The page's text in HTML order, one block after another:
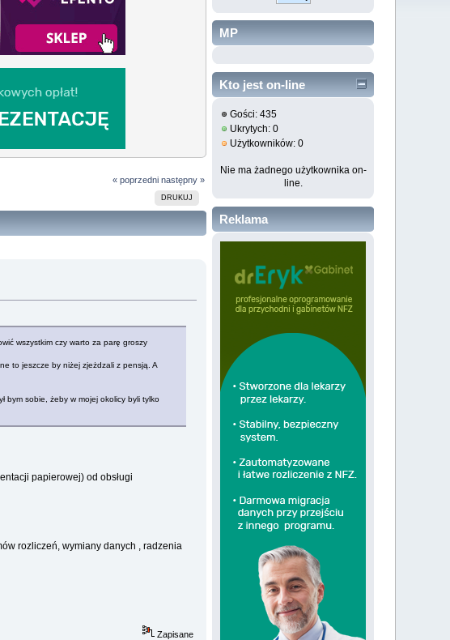
« poprzedni następny »
DRUKUJ
wszystkim czy warto za parę groszy
to jeszcze by niżej zjeżdzali z pensją. A
bym sobie, żeby w mojej okolicy byli tylko
papierowej) od obsługi
rozliczeń, wymiany danych , radzenia
Zapisane
MP
Kto jest on-line
Gości: 435
Ukrytych: 0
Użytkowników: 0
Nie ma żadnego użytkownika on-
line.
Reklama